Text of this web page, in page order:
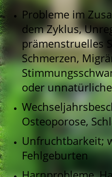
Probleme im
dem Zyklus,
prämenstruelles
Schmerzen,
oder
Osteoporose,
Unfruchtbarkeit;
Fehlgeburten